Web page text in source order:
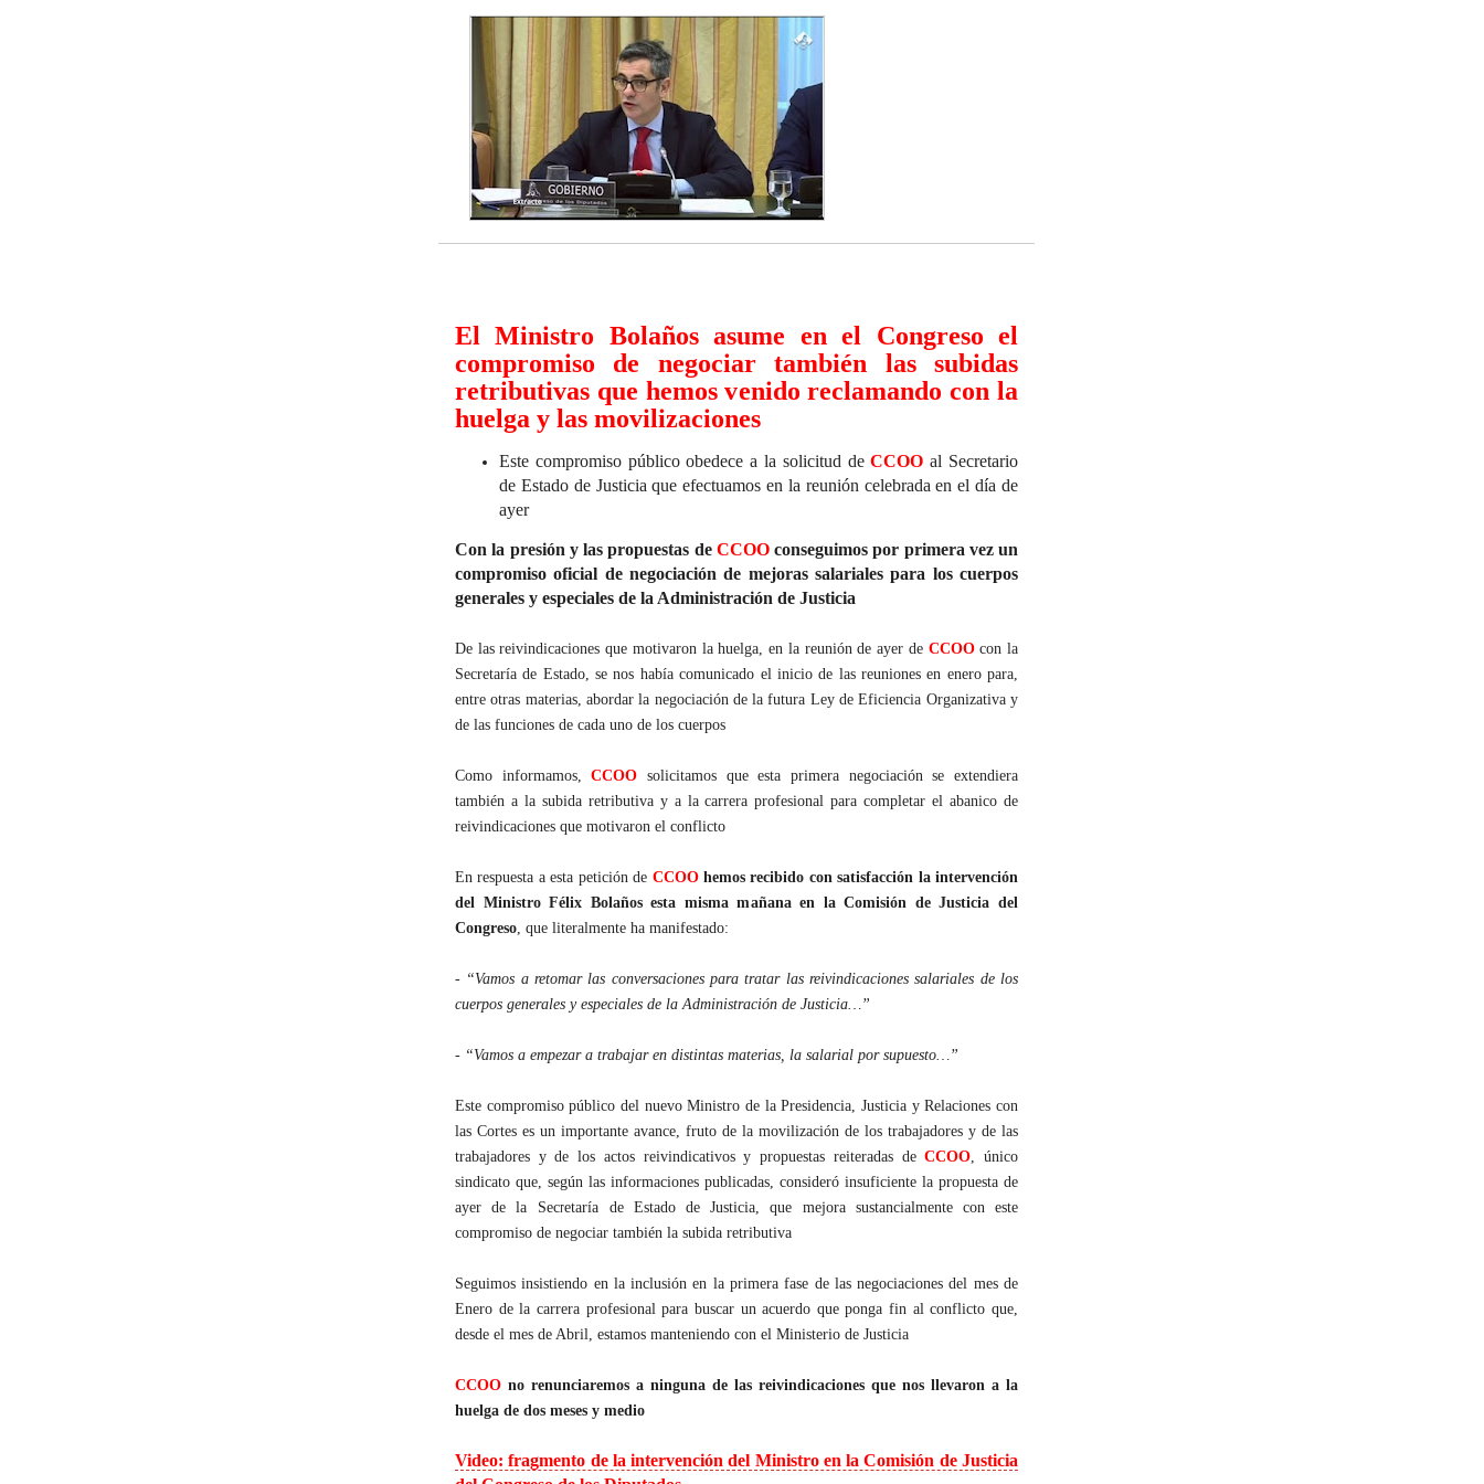
El Ministro Bolaños asume en el Congreso el
compromiso de negociar también las subidas
retributivas que hemos venido reclamando con la
huelga y las movilizaciones
Este compromiso público obedece a la solicitud deCCOO al Secretario
de Estado de Justicia que efectuamos en la reunión celebrada en el día de
ayer
Con la presión y las propuestas de CCOOconseguimos por primera vez un
compromiso oficial de negociación de mejoras salariales para los cuerpos
generales y especiales de la Administración de Justicia
De las reivindicaciones que motivaron la huelga, en la reunión de ayer de CCOOcon la
Secretaría de Estado, se nos había comunicado el inicio de las reuniones en enero para,
entre otras materias, abordar la negociación de la futura Ley de Eficiencia Organizativa y
de las funciones de cada uno de los cuerpos
Como informamos,CCOO solicitamos que esta primera negociación se extendiera
también a la subida retributiva y a la carrera profesional para completar el abanico de
reivindicaciones que motivaron el conflicto
En respuesta a esta petición de CCOOhemos recibido con satisfacción la intervención
del Ministro Félix Bolaños esta misma mañana en la Comisión de Justicia del
Congreso , que literalmente ha manifestado:
- “Vamos a retomar las conversaciones para tratar las reivindicaciones salariales de los
cuerpos generales y especiales de la Administración de Justicia…”
- “Vamos a empezar a trabajar en distintas materias, la salarial por supuesto…”
Este compromiso público del nuevo Ministro de la Presidencia, Justicia y Relaciones con
las Cortes es un importante avance, fruto de la movilización de los trabajadores y de las
trabajadores y de los actos reivindicativos y propuestas reiteradas deCCOO , único
sindicato que, según las informaciones publicadas, consideró insuficiente la propuesta de
ayer de la Secretaría de Estado de Justicia, que mejora sustancialmente con este
compromiso de negociar también la subida retributiva
Seguimos insistiendo en la inclusión en la primera fase de las negociaciones del mes de
Enero de la carrera profesional para buscar un acuerdo que ponga fin al conflicto que,
desde el mes de Abril, estamos manteniendo con el Ministerio de Justicia
CCOO no renunciaremos a ninguna de las reivindicaciones que nos llevaron a la
huelga de dos meses y medio
Video: fragmento de la intervención del Ministro en la Comisión de Justicia